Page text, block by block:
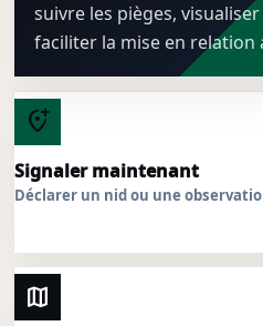
suivre les pièges,
faciliter la mise en relation
add_location_alt
Signaler maintenant
Déclarer un nid ou une
map